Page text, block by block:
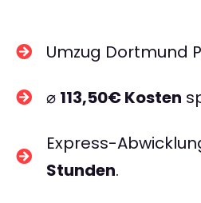
Umzug Dortmund
⌀ 113,50€ Kosten
Express-
Stunden.